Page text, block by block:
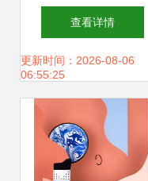
典 CAD施工图全解
读
查看详情
更新时间：2026-08-06
06:55:25